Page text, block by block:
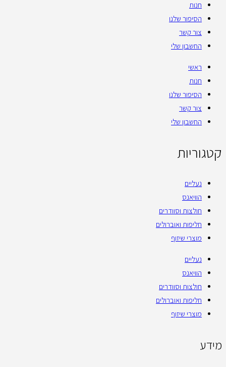
חנות
הסיפור שלנו
צור קשר
החשבון שלי
ראשי
חנות
הסיפור שלנו
צור קשר
החשבון שלי
קטגוריות
נעליים
הוויאנס
חולצות וסוודרים
חליפות ואוברולים
מוצרי שיזוף
נעליים
הוויאנס
חולצות וסוודרים
חליפות ואוברולים
מוצרי שיזוף
מידע